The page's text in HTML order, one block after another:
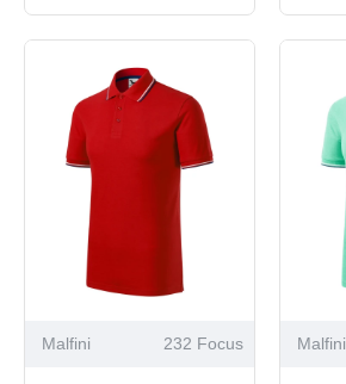
Malfini 232 Focus Malfini